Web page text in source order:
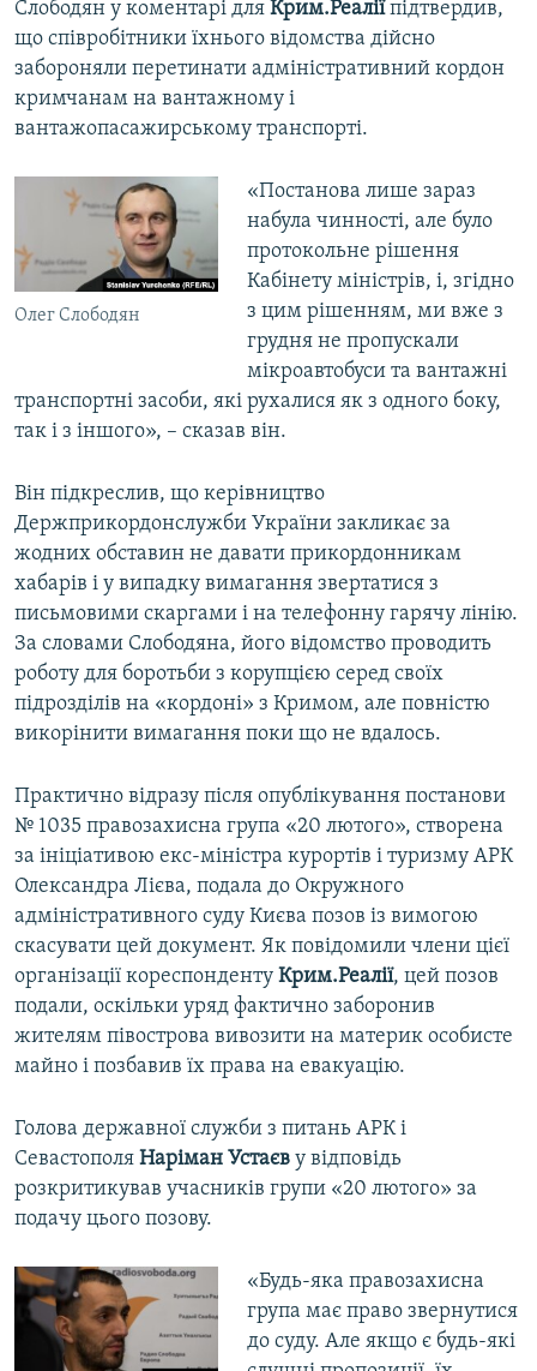
Слободян у коментарі для Крим.Реаліїпідтвердив,
що співробітники їхнього відомства дійсно
забороняли перетинати адміністративний кордон
кримчанам на вантажному і
вантажопасажирському транспорті.
Олег Слободян
«Постанова лише зараз
набула чинності, але було
протокольне рішення
Кабінету міністрів, і, згідно
з цим рішенням, ми вже з
грудня не пропускали
мікроавтобуси та вантажні
транспортні засоби, які рухалися як з одного боку,
так і з іншого», – сказав він.
Він підкреслив, що керівництво
Держприкордонслужби України закликає за
жодних обставин не давати прикордонникам
хабарів і у випадку вимагання звертатися з
письмовими скаргами і на телефонну гарячу лінію.
За словами Слободяна, його відомство проводить
роботу для боротьби з корупцією серед своїх
підрозділів на «кордоні» з Кримом, але повністю
викорінити вимагання поки що не вдалось.
Практично відразу після опублікування постанови
№ 1035 правозахисна група «20 лютого», створена
за ініціативою екс-міністра курортів і туризму АРК
Олександра Лієва, подала до Окружного
адміністративного суду Києва позов із вимогою
скасувати цей документ. Як повідомили члени цієї
організації кореспонденту Крим.Реалії, цей позов
подали, оскільки уряд фактично заборонив
жителям півострова вивозити на материк особисте
майно і позбавив їх права на евакуацію.
Голова державної служби з питань АРК і
Севастополя Наріман Устаєв у відповідь
розкритикував учасників групи «20 лютого» за
подачу цього позову.
«Будь-яка правозахисна
група має право звернутися
до суду. Але якщо є будь-які